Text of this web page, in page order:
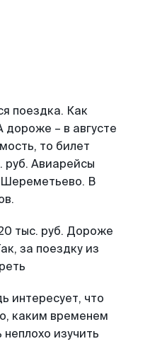
поездка. Как
дороже – в августе
то билет
руб. Авиарейсы
Шереметьево. В
тыс. руб. Дороже
за поездку из
интересует, что
каким временем
изучить